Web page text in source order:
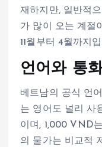
재하지만, 일반적
가 많이 오는 계절
11월부터 4월까지
언어와 통
베트남의 공식 언
는 영어도 널리 사
이며, 1,000 VND
의 물가는 비교적